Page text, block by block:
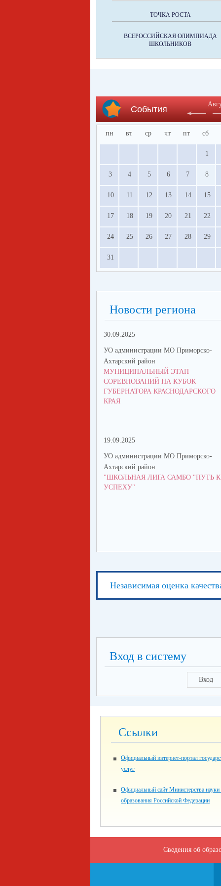
ТОЧКА РОСТА
ВСЕРОССИЙСКАЯ ОЛИМПИАДА
ШКОЛЬНИКОВ
События
пн вт ср чт пт сб
1
3 4 5 6 7 8
10 11 12 13 14 15
17 18 19 20 21 22
24 25 26 27 28 29
31
Новости региона
30.09.2025
УО администрации МО Приморско-
Ахтарский район
МУНИЦИПАЛЬНЫЙ ЭТАП
СОРЕВНОВАНИЙ НА КУБОК
ГУБЕРНАТОРА КРАСНОДАРСКОГО
КРАЯ
19.09.2025
УО администрации МО Приморско-
Ахтарский район
"ШКОЛЬНАЯ ЛИГА САМБО "ПУТЬ К
УСПЕХУ"
Независимая оценка
Вход в систему
Вход
Ссылки
Официальный интернет-портал
услуг
Официальный сайт Министерства
образования Российской Федерации
Сведения об